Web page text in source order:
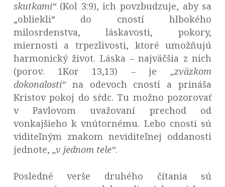
skutkami“(Kol 3:9), ich povzbudzuje, aby sa
„obliekli“ do cností hlbokého
milosrdenstva, láskavosti, pokory,
miernosti a trpezlivosti, ktoré umožňujú
harmonický život. Láska – najväčšia z nich
(porov. 1Kor 13,13) – je„zväzkom
dokonalosti“na odevoch cností a prináša
Kristov pokoj do sŕdc. Tu možno pozorovať
v Pavlovom uvažovaní prechod od
vonkajšieho k vnútornému. Lebo cnosti sú
viditeľným znakom neviditeľnej oddanosti
jednote, „v jednom tele“.
Posledné verše druhého čítania sú